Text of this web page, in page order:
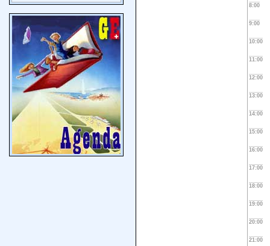
8:00
9:00
10:00
11:00
12:00
13:00
14:00
15:00
16:00
17:00
18:00
19:00
20:00
21:00